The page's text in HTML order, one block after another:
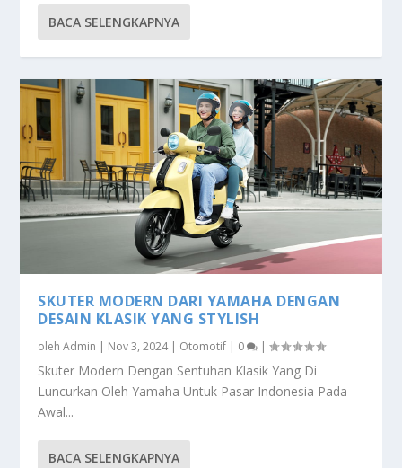
BACA SELENGKAPNYA
SKUTER MODERN DARI YAMAHA DENGAN
DESAIN KLASIK YANG STYLISH
olehAdmin | Nov 3, 2024| Otomotif | 0 |
Skuter Modern Dengan Sentuhan Klasik Yang Di
Luncurkan Oleh Yamaha Untuk Pasar Indonesia Pada
Awal...
BACA SELENGKAPNYA